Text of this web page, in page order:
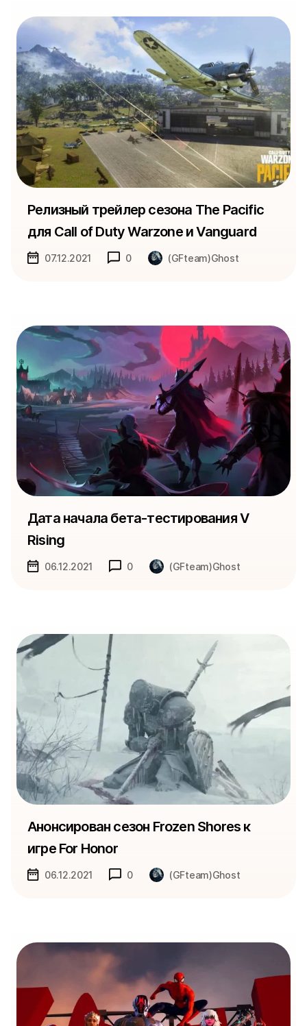
Релизный трейлер сезона The Pacific
для Call of Duty Warzone и Vanguard
07.12.2021 0 (GFteam)Ghost
Дата начала бета-тестирования V
Rising
06.12.2021 0 (GFteam)Ghost
Анонсирован сезон Frozen Shores к
игре For Honor
06.12.2021 0 (GFteam)Ghost